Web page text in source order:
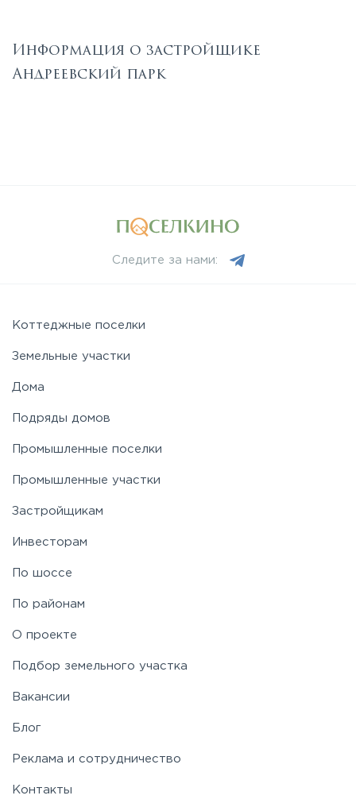
Информация о застройщике
Андреевский парк
Следите за нами:
Коттеджные поселки
Земельные участки
Дома
Подряды домов
Промышленные поселки
Промышленные участки
Застройщикам
Инвесторам
По шоссе
По районам
О проекте
Подбор земельного участка
Вакансии
Блог
Реклама и сотрудничество
Контакты